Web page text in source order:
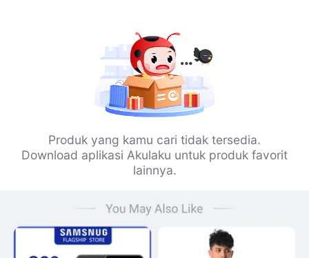
Produk yang kamu cari tidak tersedia.
Download aplikasi Akulaku untuk produk favorit
lainnya.